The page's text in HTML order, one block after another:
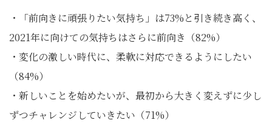
・「前向きに頑張りたい気持ち」は73%と引き続き高く、
2021年に向けての気持ちはさらに前向き（82%）
・変化の激しい時代に、柔軟に対応できるようにしたい
（84%）
・新しいことを始めたいが、最初から大きく変えずに少し
ずつチャレンジしていきたい（71%）